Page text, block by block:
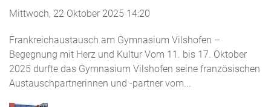
Mittwoch, 22 Oktober 2025 14:20
Frankreichaustausch am Gymnasium Vilshofen –
Begegnung mit Herz und Kultur Vom 11. bis 17. Oktober
2025 durfte das Gymnasium Vilshofen seine französischen
Austauschpartnerinnen und -partner vom...